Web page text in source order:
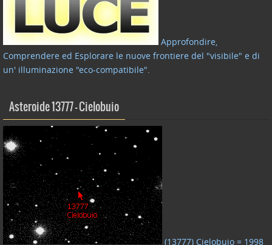
Approfondire,
Comprendere ed Esplorare le nuove frontiere del "visibile" e di
un' illuminazione "eco-compatibile".
Asteroide 13777 – Cielobuio
(13777) Cielobuio = 1998